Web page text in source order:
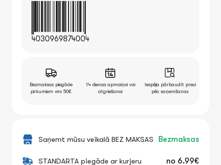
4030969874004
Bezmaksas piegāde
pirkumiem virs 50€
14 dienas apmaiņai vai
atgriešanai
Iespēja pārbaudīt preci
pēc saņemšanas
Saņemt mūsu veikalā BEZ MAKSAS Bezmaksas
STANDARTA piegāde ar kurjeru no 6.99€